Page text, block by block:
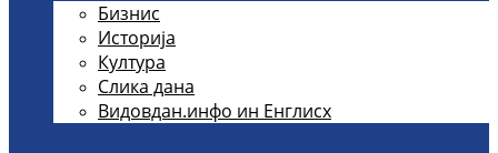
Бизнис
Историја
Култура
Слика дана
Видовдан.инфо ин Енглисх